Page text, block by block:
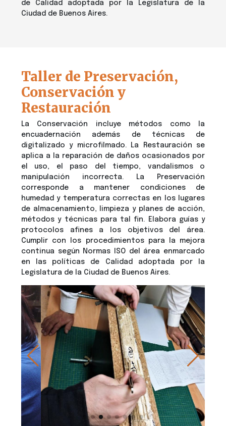
de Calidad adoptada por la Legislatura de la
Ciudad de Buenos Aires.
Taller de Preservación,
Conservación y
Restauración
La Conservación incluye métodos como la
encuadernación además de técnicas de
digitalizado y microfilmado. La Restauración se
aplica a la reparación de daños ocasionados por
el uso, el paso del tiempo, vandalismos o
manipulación incorrecta. La Preservación
corresponde a mantener condiciones de
humedad y temperatura correctas en los lugares
de almacenamiento, limpieza y planes de acción,
métodos y técnicas para tal fin. Elabora guías y
protocolos afines a los objetivos del área.
Cumplir con los procedimientos para la mejora
continua según Normas ISO del área enmarcado
en las políticas de Calidad adoptada por la
Legislatura de la Ciudad de Buenos Aires.